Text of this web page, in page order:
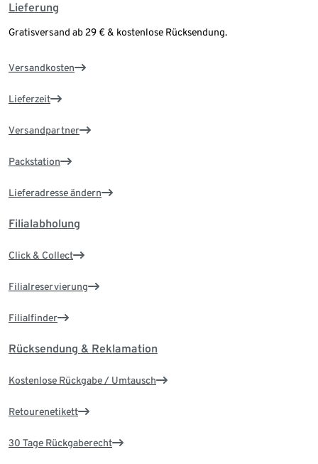
Lieferung
Gratisversand ab 29 € & kostenlose Rücksendung.
Versandkosten
Lieferzeit
Versandpartner
Packstation
Lieferadresse ändern
Filialabholung
Click & Collect
Filialreservierung
Filialfinder
Rücksendung & Reklamation
Kostenlose Rückgabe / Umtausch
Retourenetikett
30 Tage Rückgaberecht